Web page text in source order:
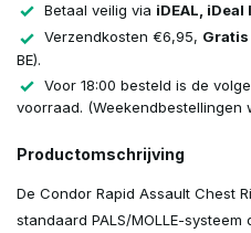
Betaal veilig via iDEAL, iDeal
Verzendkosten €6,95, Gratis
BE).
Voor 18:00 besteld is de
voorraad. (Weekendbestellingen
Productomschrijving
De Condor Rapid Assault Chest
standaard PALS/MOLLE-